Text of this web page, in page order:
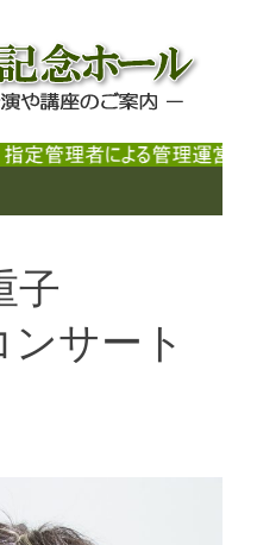
念ホール
のご案内
子
サート